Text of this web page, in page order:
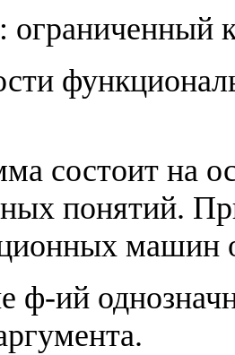
ограниченный
состоит на
понятий.
машин
ф-ий